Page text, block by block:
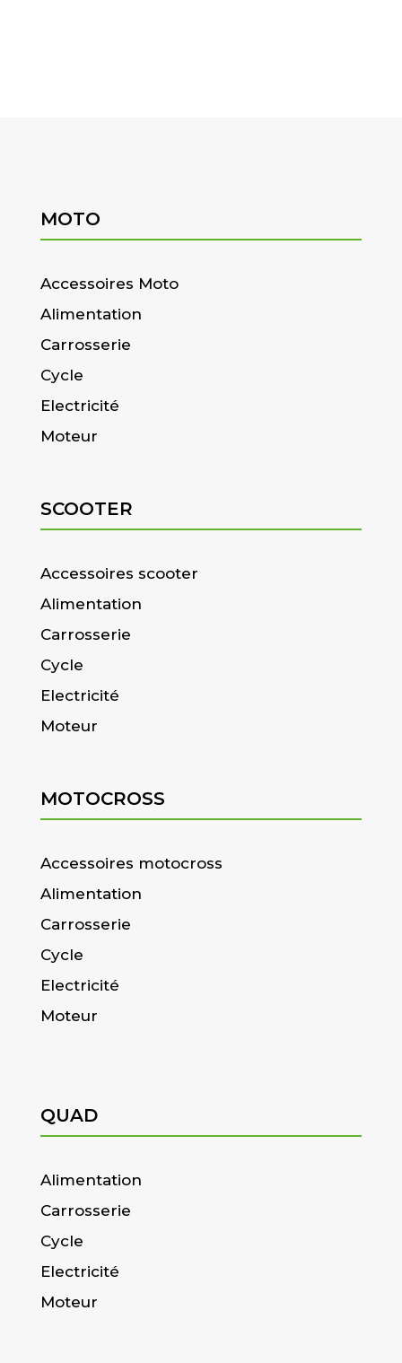
MOTO
Accessoires Moto
Alimentation
Carrosserie
Cycle
Electricité
Moteur
SCOOTER
Accessoires scooter
Alimentation
Carrosserie
Cycle
Electricité
Moteur
MOTOCROSS
Accessoires motocross
Alimentation
Carrosserie
Cycle
Electricité
Moteur
QUAD
Alimentation
Carrosserie
Cycle
Electricité
Moteur